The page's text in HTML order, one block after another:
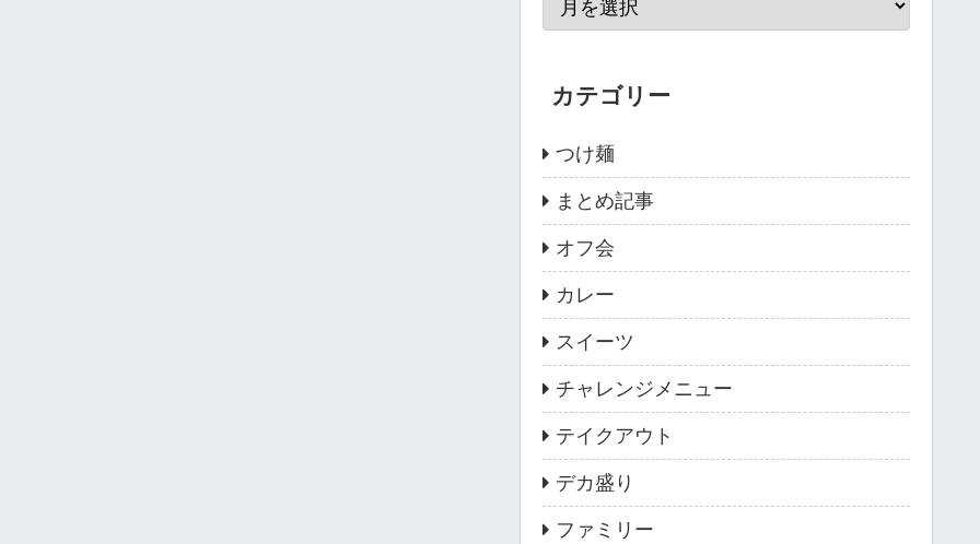
カテゴリー
つけ麺
まとめ記事
オフ会
カレー
スイーツ
チャレンジメニュー
テイクアウト
デカ盛り
ファミリー